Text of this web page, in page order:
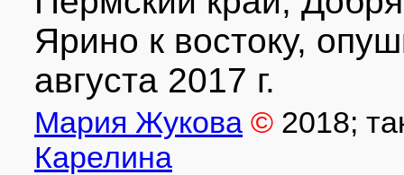
Ярино к востоку,
августа 2017 г.
Мария Жукова © 2018;
Карелина